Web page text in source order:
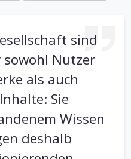
sind
Nutzer
als auch
Sie
Wissen
deshalb